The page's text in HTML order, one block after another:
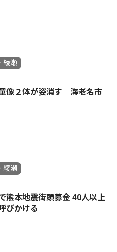
綾瀬
像２体が姿消す 海老名市
綾瀬
熊本地震街頭募金 40人以上
びかける